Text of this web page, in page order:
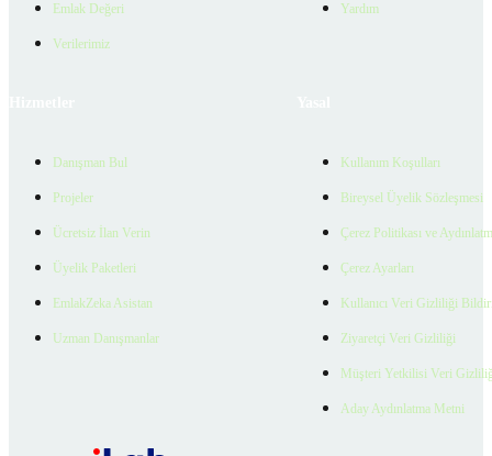
Emlak Değeri
Verilerimiz
Yardım
Danışman Bul
Projeler
Ücretsiz İlan Verin
Üyelik Paketleri
EmlakZeka Asistan
Uzman Danışmanlar
Kullanım Koşulları
Bireysel Üyelik Sözleşmesi
Çerez Politikası ve
Çerez Ayarları
Kullanıcı Veri Gizliliği
Ziyaretçi Veri Gizliliği
Müşteri Yetkilisi Veri
Aday Aydınlatma Metni